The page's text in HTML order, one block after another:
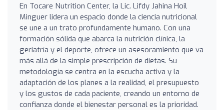
En Tocare Nutrition Center, la Lic. Lifdy Jahina Hoil
Minguer lidera un espacio donde la ciencia nutricional
se une a un trato profundamente humano. Con una
formación sólida que abarca la nutrición clínica, la
geriatría y el deporte, ofrece un asesoramiento que va
más allá de la simple prescripción de dietas. Su
metodología se centra en la escucha activa y la
adaptación de los planes a la realidad, el presupuesto
y los gustos de cada paciente, creando un entorno de
confianza donde el bienestar personal es la prioridad.